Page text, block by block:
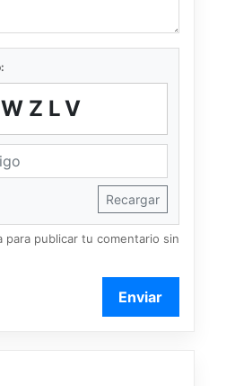
Recargar
para publicar tu comentario sin
Enviar